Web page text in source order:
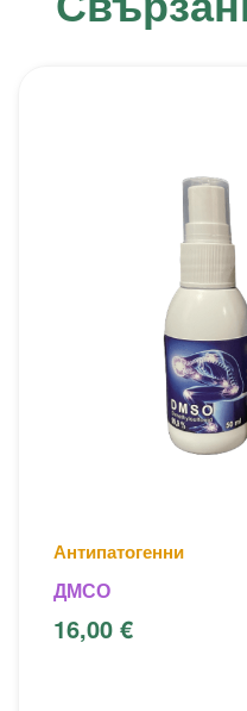
Антипатогенни
ДМСО
16,00 €